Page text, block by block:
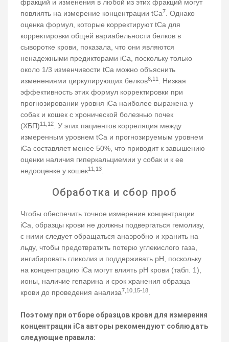
фракций и изменения в любой из этих фракций могут
повлиять на измерение концентрации tCa7
. Однако
оценка формул, которые корректируют tCa для
корректировки общей вариабельности белков в
сыворотке крови, показала, что они являются
ненадежными предикторами iCa, поскольку только
около 1/3 изменчивости tCa можно объяснить
изменениями циркулирующих белков6,11
. Низкая
эффективность этих формул корректировки при
прогнозировании уровня iCa наиболее выражена у
собак и кошек с хронической болезнью почек
(ХБП)11,12
. У этих пациентов корреляция между
измеренным уровнем tCa и прогнозируемым уровнем
iCa составляет менее 50%, что приводит к завышению
оценки наличия гиперкальциемии у собак и к ее
недооценке у кошек11,13
Обработка и сбор проб
Чтобы обеспечить точное измерение концентрации
iCa, образцы крови не должны подвергаться гемолизу,
с ними следует обращаться анаэробно и хранить на
льду, чтобы предотвратить потерю углекислого газа,
ингибировать гликолиз и поддерживать pH, поскольку
на концентрацию iCa могут влиять pH крови (табл. 1),
ионы, наличие гепарина и срок хранения образца
крови до проведения анализа7,10,15-18
Поэтому при отборе образцов крови для измерения
концентрации iCa авторы рекомендуют соблюдать
следующие правила: